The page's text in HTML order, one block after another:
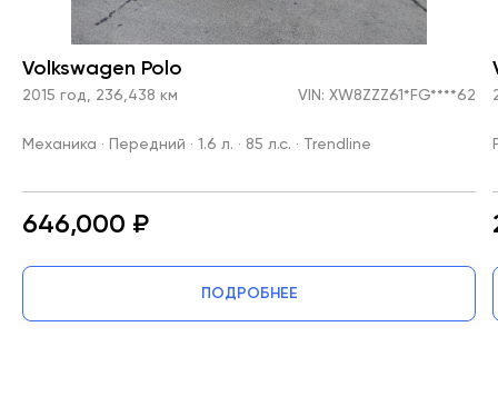
Volkswagen Polo
2015 год, 236,438 км VIN: XW8ZZZ61*FG****62
Механика · Передний · 1.6 л. · 85 л.с. · Trendline
646,000 ₽
ПОДРОБНЕЕ